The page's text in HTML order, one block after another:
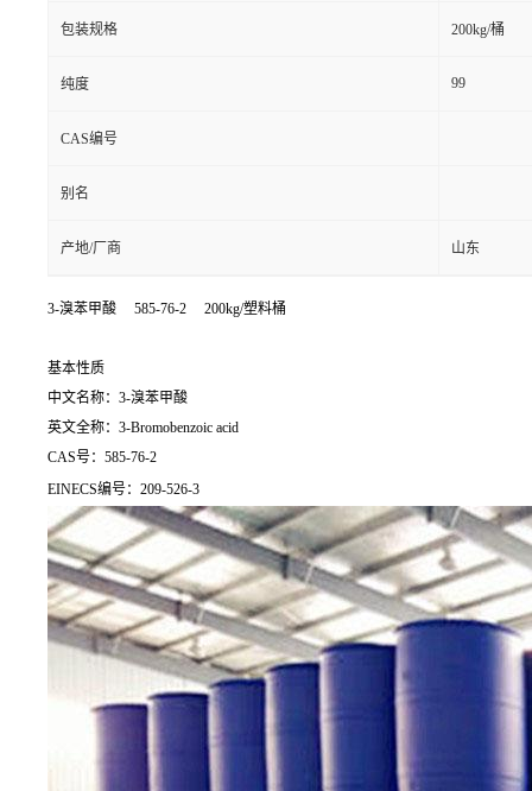
包装规格 200kg/桶
纯度 99
CAS编号
别名
产地/厂商 山东
3-溴苯甲酸 585-76-2 200kg/塑料桶
基本性质
中文名称：3-溴苯甲酸
英文全称：3-Bromobenzoic acid
CAS号：585-76-2
EINECS编号：209-526-3